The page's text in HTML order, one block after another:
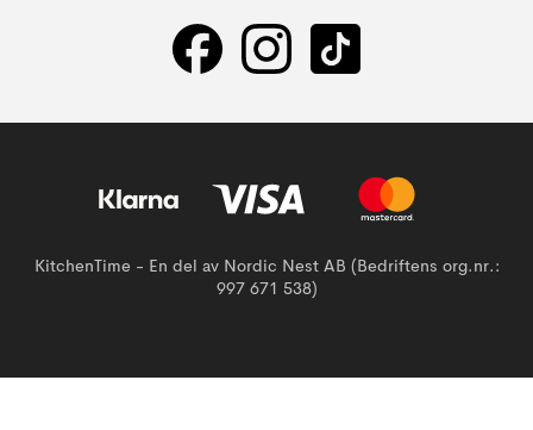
KitchenTime - En del av Nordic Nest AB (Bedriftens org.nr.:
997 671 538)